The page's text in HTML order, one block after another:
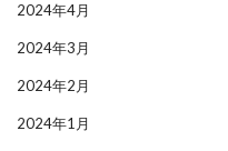
2024年4月
2024年3月
2024年2月
2024年1月